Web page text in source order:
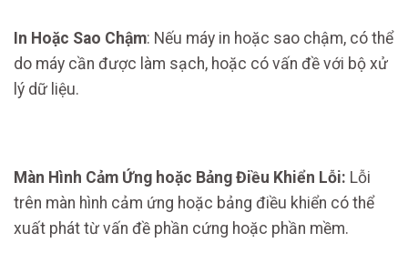
In Hoặc Sao Chậm: Nếu máy in hoặc sao chậm, có thể
do máy cần được làm sạch, hoặc có vấn đề với bộ xử
lý dữ liệu.
Màn Hình Cảm Ứng hoặc Bảng Điều Khiển Lỗi: Lỗi
trên màn hình cảm ứng hoặc bảng điều khiển có thể
xuất phát từ vấn đề phần cứng hoặc phần mềm.